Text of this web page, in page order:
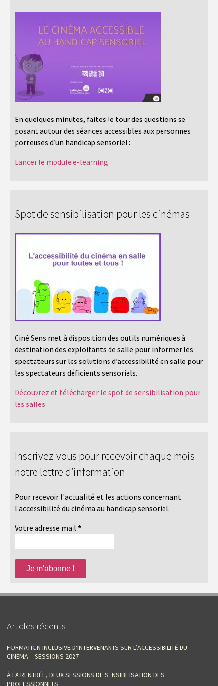
En quelques minutes, faites le tour des questions se
posant autour des séances accessibles aux personnes
porteuses d’un handicap sensoriel :
Lancer le module e-learning
Spot de sensibilisation pour les cinémas
Ciné Sens met à disposition des outils numériques à
destination des exploitants de salle pour informer les
spectateurs sur les solutions d’accessibilité en salle pour
les spectateurs déficients sensoriels.
Découvrez et télécharger le spot de sensibilisation pour
les salles
Inscrivez-vous pour recevoir chaque mois
notre lettre d’information
Pour recevoir l'actualité et les actions concernant
l'accessibilité du cinéma au handicap sensoriel.
Votre adresse mail *
Articles récents
FORMATION INCLUSIVE D‘INTERVENANTS SUR L’ACCESSIBILITÉ DU
CINÉMA – SESSIONS 2027
À LA RENTRÉE, DEUX SESSIONS DE SENSIBILISATION DES
PROFESSIONNELS